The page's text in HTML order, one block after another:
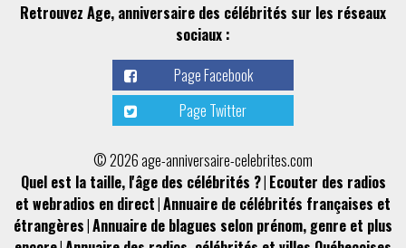
Retrouvez Age, anniversaire des célébrités sur les réseaux
sociaux :
Page Facebook
Page Twitter
© 2026 age-anniversaire-celebrites.com
Quel est la taille, l'âge des célébrités ?| Ecouter des radios
et webradios en direct|Annuaire de célébrités françaises et
étrangères|Annuaire de blagues selon prénom, genre et plus